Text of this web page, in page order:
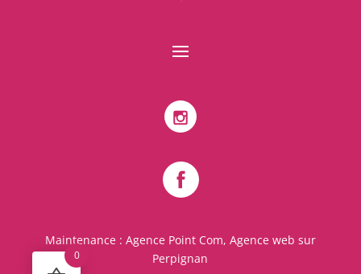
Maintenance : Agence Point Com, Agence web sur
Perpignan
0